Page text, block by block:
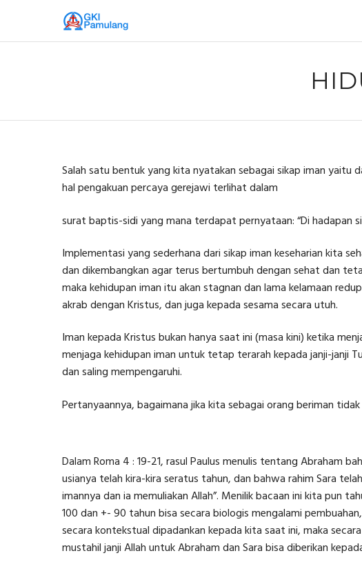
Salah satu bentuk yang kita nyatakan sebagai sikap iman yaitu
hal pengakuan percaya gerejawi terlihat dalam
surat baptis-sidi yang mana terdapat pernyataan: “Di
Implementasi yang sederhana dari sikap iman keseharian kita
dan dikembangkan agar terus bertumbuh dengan sehat dan
maka kehidupan iman itu akan stagnan dan lama kelamaan
akrab dengan Kristus, dan juga kepada sesama secara utuh.
Iman kepada Kristus bukan hanya saat ini (masa kini) ketika
menjaga kehidupan iman untuk tetap terarah kepada janji-janji
dan saling mempengaruhi.
Pertanyaannya, bagaimana jika kita sebagai orang beriman
Dalam Roma 4 : 19-21, rasul Paulus menulis tentang Abraham
usianya telah kira-kira seratus tahun, dan bahwa rahim Sara
imannya dan ia memuliakan Allah”. Menilik bacaan ini kita pun
100 dan +- 90 tahun bisa secara biologis mengalami
secara kontekstual dipadankan kepada kita saat ini, maka
mustahil janji Allah untuk Abraham dan Sara bisa diberikan